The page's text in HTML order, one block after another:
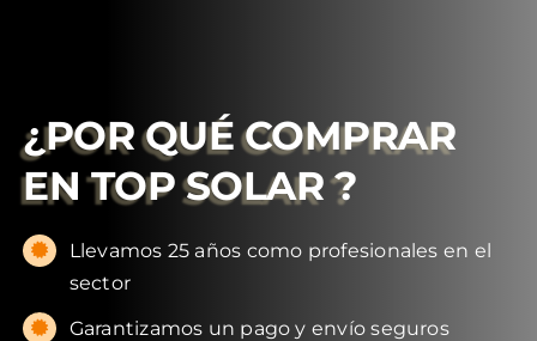
¿POR QUÉ COMPRAR
EN TOP SOLAR ?
Llevamos 25 años como profesionales en el
sector
Garantizamos un pago y envío seguros